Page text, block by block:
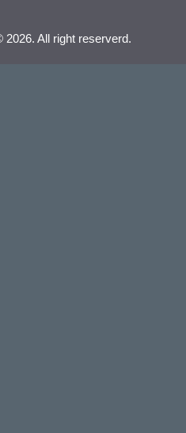
All right reserverd.